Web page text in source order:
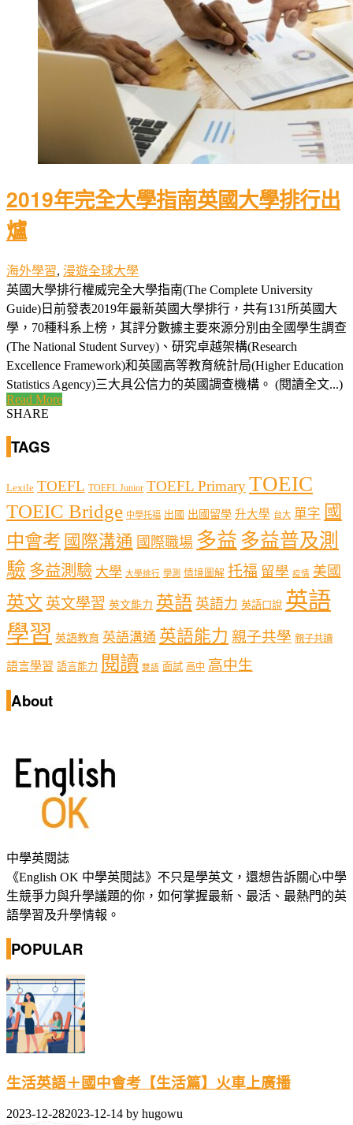
2019年完全大學指南英國大學排行出
爐
海外學習, 漫遊全球大學
英國大學排行權威完全大學指南(The Complete University
Guide)日前發表2019年最新英國大學排行，共有131所英國大
學，70種科系上榜，其評分數據主要來源分別由全國學生調查
(The National Student Survey)、研究卓越架構(Research
Excellence Framework)和英國高等教育統計局(Higher Education
Statistics Agency)三大具公信力的英國調查機構。 (閱讀全文...)
Read More
SHARE
TAGS
Lexile TOEFL TOEFL Junior TOEFL PrimaryTOEIC
TOEIC Bridge 中學托福 出國 出國留學 升大學 台大 單字 國
中會考 國際溝通 國際職場 多益 多益普及測
驗 多益測驗 大學 大學排行 學測 情境圖解 托福 留學 疫情 美國
英文 英文學習 英文能力 英語 英語力 英語口說 英語
學習 英語教育 英語溝通 英語能力 親子共學 親子共讀
語言學習 語言能力 閱讀 雙語 面試 高中 高中生
About
中學英閱誌
《English OK 中學英閱誌》不只是學英文，還想告訴關心中學
生競爭力與升學議題的你，如何掌握最新、最活、最熱門的英
語學習及升學情報。
POPULAR
生活英語＋國中會考【生活篇】火車上廣播
2023-12-282023-12-14 by hugowu